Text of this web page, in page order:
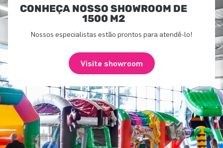
CONHEÇA NOSSO SHOWROOM DE
1500 M2
Nossos especialistas estão prontos para atendê-lo!
Visite showroom